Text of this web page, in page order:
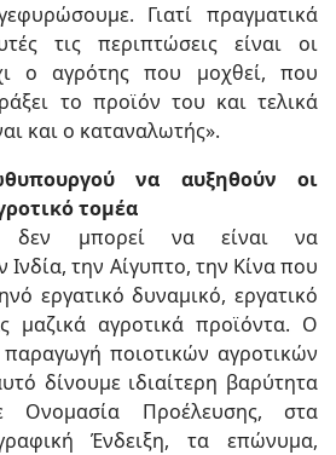
Γιατί πραγματικά
τις περιπτώσεις είναι οι
ο αγρότης που μοχθεί, που
το προϊόν του και τελικά
και ο καταναλωτής».
να αυξηθούν οι
τομέα
μπορεί να είναι να
την Αίγυπτο, την Κίνα που
εργατικό δυναμικό, εργατικό
μαζικά αγροτικά προϊόντα. Ο
ποιοτικών αγροτικών
δίνουμε ιδιαίτερη βαρύτητα
Ονομασία Προέλευσης, στα
Ένδειξη, τα επώνυμα,